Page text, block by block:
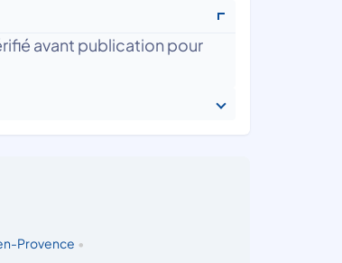
avant publication pour
Provence •